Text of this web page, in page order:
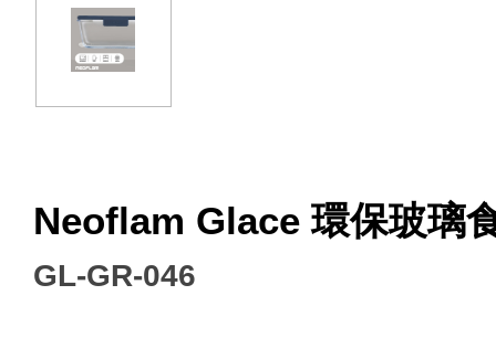
Neoflam Glace 環保玻璃
GL-GR-046